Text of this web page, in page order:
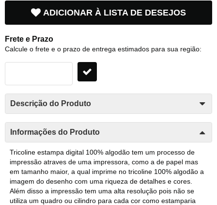
ADICIONAR À LISTA DE DESEJOS
Frete e Prazo
Calcule o frete e o prazo de entrega estimados para sua região:
Descrição do Produto
Informações do Produto
Tricoline estampa digital 100% algodão tem um processo de
impressão atraves de uma impressora, como a de papel mas
em tamanho maior, a qual imprime no tricoline 100% algodão a
imagem do desenho com uma riqueza de detalhes e cores.
Além disso a impressão tem uma alta resolução pois não se
utiliza um quadro ou cilindro para cada cor como estamparia